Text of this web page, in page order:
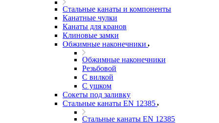
Стальные канаты и компоненты
Канатные чулки
Канаты для кранов
Клиновые замки
Обжимные наконечники
Обжимные наконечники
Резьбовой
С вилкой
С ушком
Сокеты под заливку
Стальные канаты EN 12385
Стальные канаты EN 12385